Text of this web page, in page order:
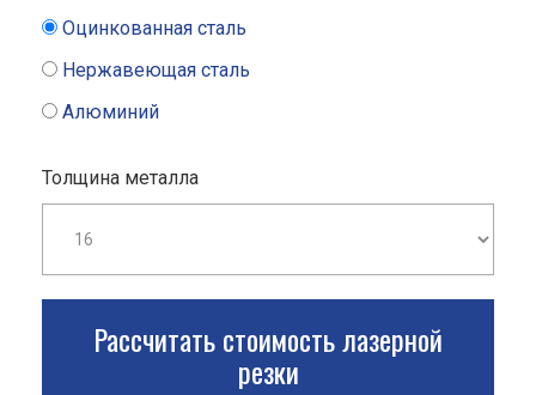
Оцинкованная сталь
Нержавеющая сталь
Алюминий
Толщина металла
Рассчитать стоимость лазерной
резки